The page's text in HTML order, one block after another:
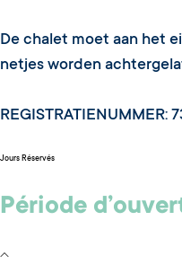
De chalet moet aan het
netjes worden
Jours Réservés
Période